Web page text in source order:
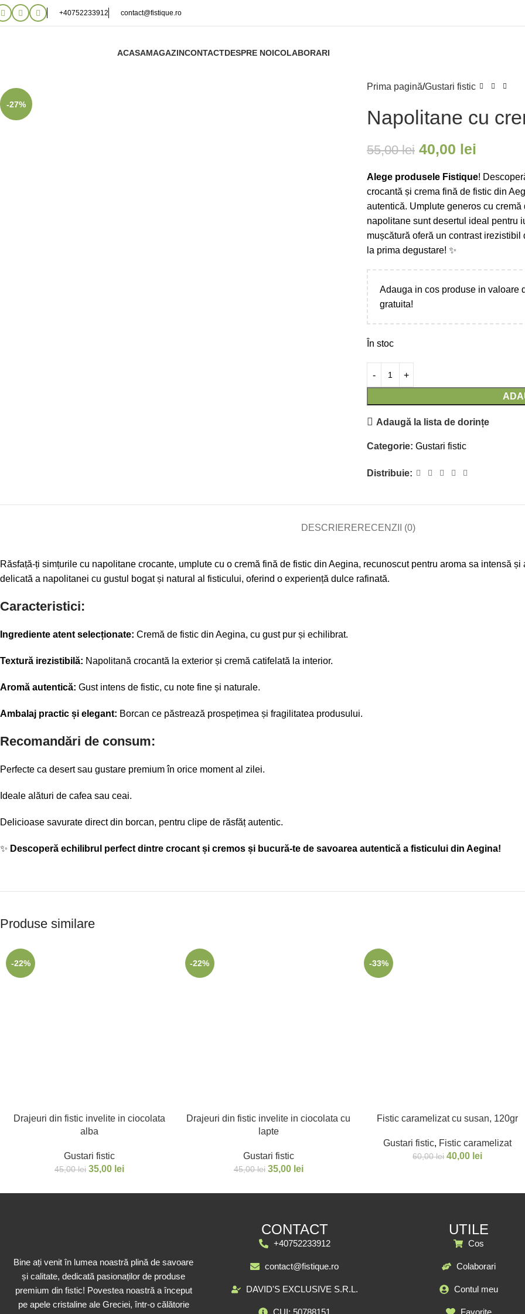
+40752233912 contact@fistique.ro
ACASAMAGAZINCONTACTDESPRE NOICOLABORARI
-27%
Prima pagină Gustari fistic
Napolitane cu
55,00lei 40,00 lei
Alege produsele Fistique!
crocantă și crema fină de fistic din
autentică. Umplute generos cu
napolitane sunt desertul ideal pentru
mușcătură oferă un contrast
la prima degustare! ✨
Adauga in cos produse in valoare
gratuita!
În stoc
Adaugă la lista de dorințe
Categorie: Gustari fistic
Distribuie:
DESCRIERERECENZII (0)
Răsfață-ți simțurile cu napolitane crocante, umplute cu o cremă fină de fistic din Aegina, recunoscut pentru aroma sa intensă
delicată a napolitanei cu gustul bogat și natural al fisticului, oferind o experiență dulce rafinată.
Caracteristici:
Ingrediente atent selecționate: Cremă de fistic din Aegina, cu gust pur și echilibrat.
Textură irezistibilă: Napolitană crocantă la exterior și cremă catifelată la interior.
Aromă autentică: Gust intens de fistic, cu note fine și naturale.
Ambalaj practic și elegant: Borcan ce păstrează prospețimea și fragilitatea produsului.
Recomandări de consum:
Perfecte ca desert sau gustare premium în orice moment al zilei.
Ideale alături de cafea sau ceai.
Delicioase savurate direct din borcan, pentru clipe de răsfăț autentic.
✨ Descoperă echilibrul perfect dintre crocant și cremos și bucură-te de savoarea autentică a fisticului din Aegina!
Produse similare
-22%
Drajeuri din fistic invelite in ciocolata
alba
Gustari fistic
45,00lei 35,00 lei
-22%
Drajeuri din fistic invelite in ciocolata cu
lapte
Gustari fistic
45,00lei 35,00 lei
-33%
Fistic caramelizat cu susan, 120gr
Gustari fistic, Fistic caramelizat
60,00lei 40,00 lei
Bine ați venit în lumea noastră plină de savoare
și calitate, dedicată pasionaților de produse
premium din fistic! Povestea noastră a început
pe apele cristaline ale Greciei, într-o călătorie
CONTACT
+40752233912
contact@fistique.ro
DAVID'S EXCLUSIVE S.R.L.
CUI: 50788151
UTILE
Cos
Colaborari
Contul meu
Favorite